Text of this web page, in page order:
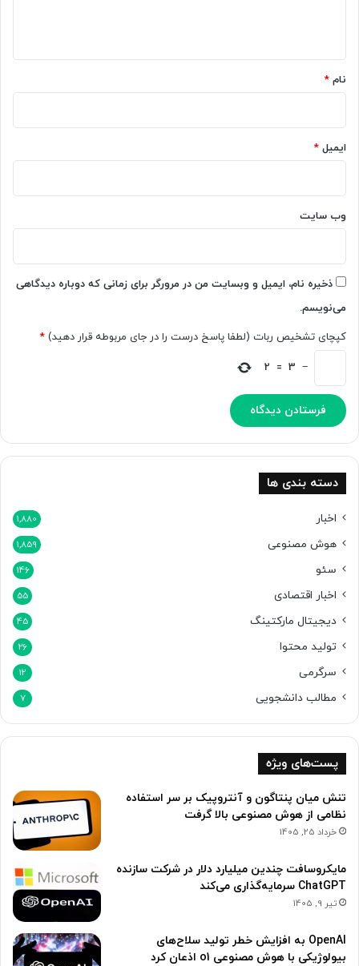
ه
و
ش
ص
ن
و
ی
ی‌
ا
ز
ر
ک
ر
؛
ت
ب
ی
م
ن
ب
م
ل‌
ی
س
ه‌
ب
ی
نام *
ایمیل *
وب‌ سایت
ذخیره نام، ایمیل و وبسایت من در مرورگر برای زمانی که دوباره دیدگاهی
می‌نویسم.
کپچای تشخیص ربات (لطفا پاسخ درست را در جای مربوطه قرار دهید) *
−
3
=
2
دسته بندی ها
اخبار 1,880
هوش مصنوعی 1,859
سئو 146
اخبار اقتصادی 55
دیجیتال مارکتینگ 45
تولید محتوا 26
سرگرمی 12
مطالب دانشجویی 7
پست‌های ویژه
تنش میان پنتاگون و آنتروپیک بر سر استفاده
نظامی از هوش مصنوعی بالا گرفت
خرداد 25, 1405
مایکروسافت چندین میلیارد دلار در شرکت سازنده
ChatGPT سرمایه‌گذاری می‌کند
تیر 9, 1405
OpenAI به افزایش خطر تولید سلاح‌های
بیولوژیکی با هوش مصنوعی o1 اذعان کرد